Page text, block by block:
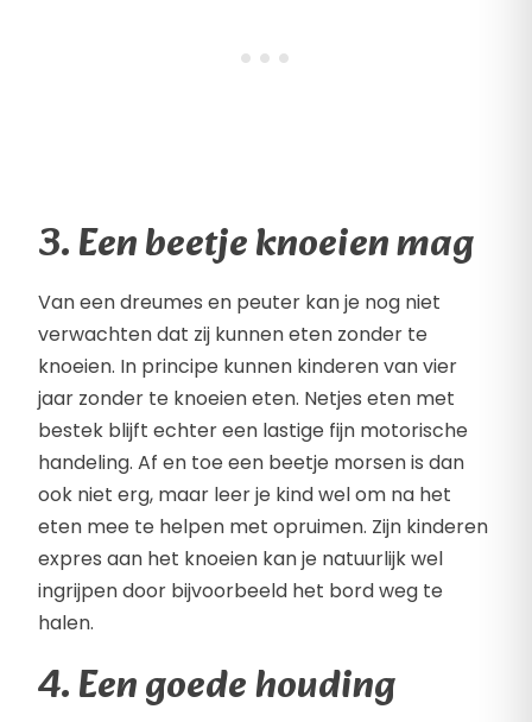
3. Een beetje knoeien mag
Van een dreumes en peuter kan je nog niet
verwachten dat zij kunnen eten zonder te
knoeien. In principe kunnen kinderen van vier
jaar zonder te knoeien eten. Netjes eten met
bestek blijft echter een lastige fijn motorische
handeling. Af en toe een beetje morsen is dan
ook niet erg, maar leer je kind wel om na het
eten mee te helpen met opruimen. Zijn kinderen
expres aan het knoeien kan je natuurlijk wel
ingrijpen door bijvoorbeeld het bord weg te
halen.
4. Een goede houding